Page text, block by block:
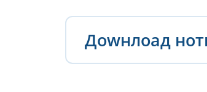
Доwнлоад